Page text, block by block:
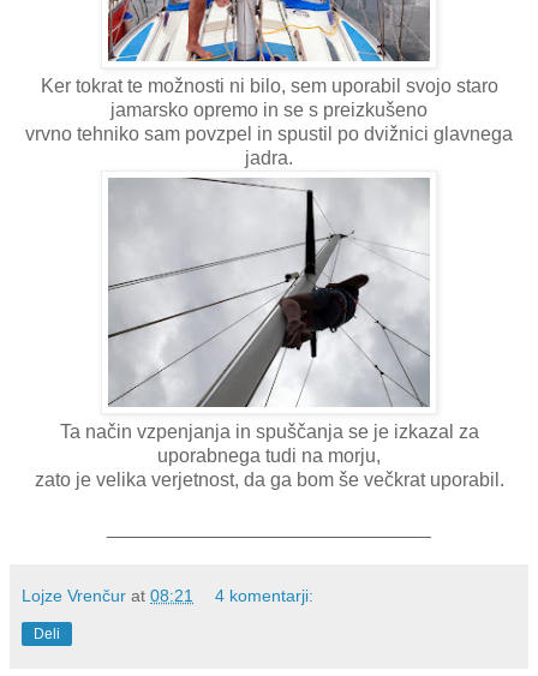
Ker tokrat te možnosti ni bilo, sem uporabil svojo staro
jamarsko opremo in se s preizkušeno
vrvno tehniko sam povzpel in spustil po dvižnici glavnega
jadra.
Ta način vzpenjanja in spuščanja se je izkazal za
uporabnega tudi na morju,
zato je velika verjetnost, da ga bom še večkrat uporabil.
Lojze Vrenčur at 08:21 4 komentarji:
Deli